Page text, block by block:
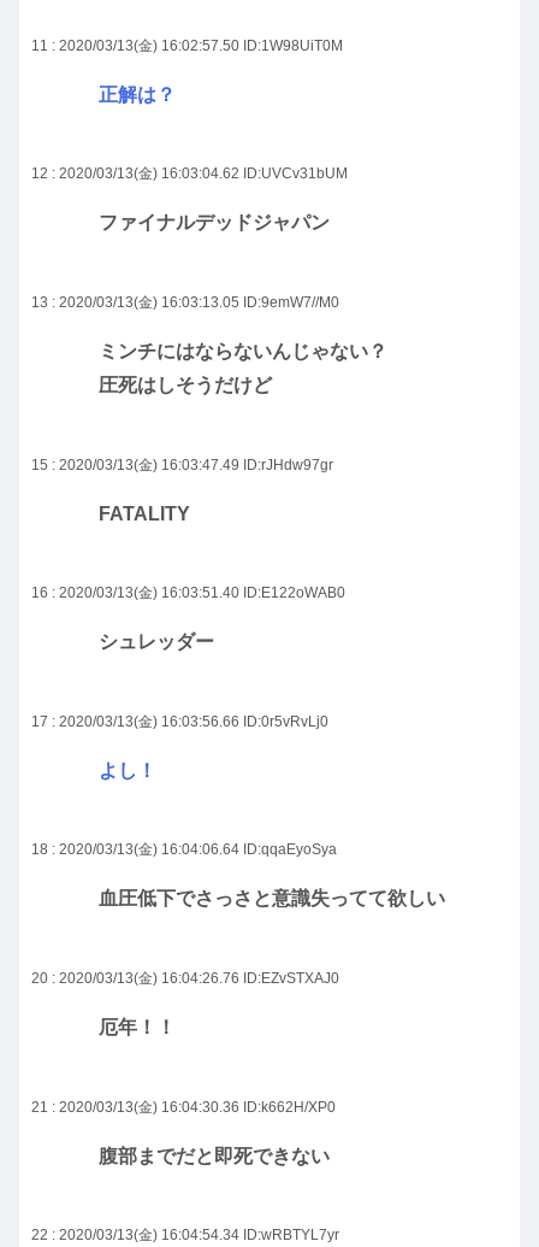
11 : 2020/03/13(金) 16:02:57.50 ID:1W98UiT0M
正解は？
12 : 2020/03/13(金) 16:03:04.62 ID:UVCv31bUM
ファイナルデッドジャパン
13 : 2020/03/13(金) 16:03:13.05 ID:9emW7//M0
ミンチにはならないんじゃない？
圧死はしそうだけど
15 : 2020/03/13(金) 16:03:47.49 ID:rJHdw97gr
FATALITY
16 : 2020/03/13(金) 16:03:51.40 ID:E122oWAB0
シュレッダー
17 : 2020/03/13(金) 16:03:56.66 ID:0r5vRvLj0
よし！
18 : 2020/03/13(金) 16:04:06.64 ID:qqaEyoSya
血圧低下でさっさと意識失ってて欲しい
20 : 2020/03/13(金) 16:04:26.76 ID:EZvSTXAJ0
厄年！！
21 : 2020/03/13(金) 16:04:30.36 ID:k662H/XP0
腹部までだと即死できない
22 : 2020/03/13(金) 16:04:54.34 ID:wRBTYL7yr